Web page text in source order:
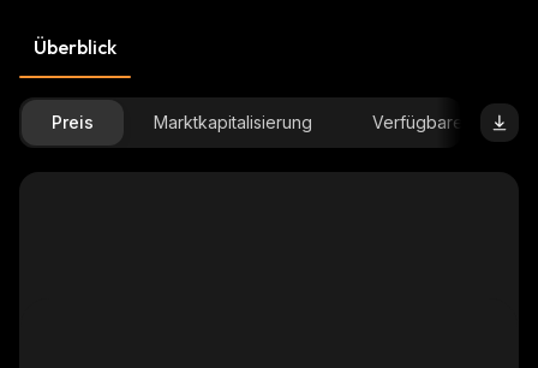
Überblick
Preis Marktkapitalisierung Verfügbare Menge